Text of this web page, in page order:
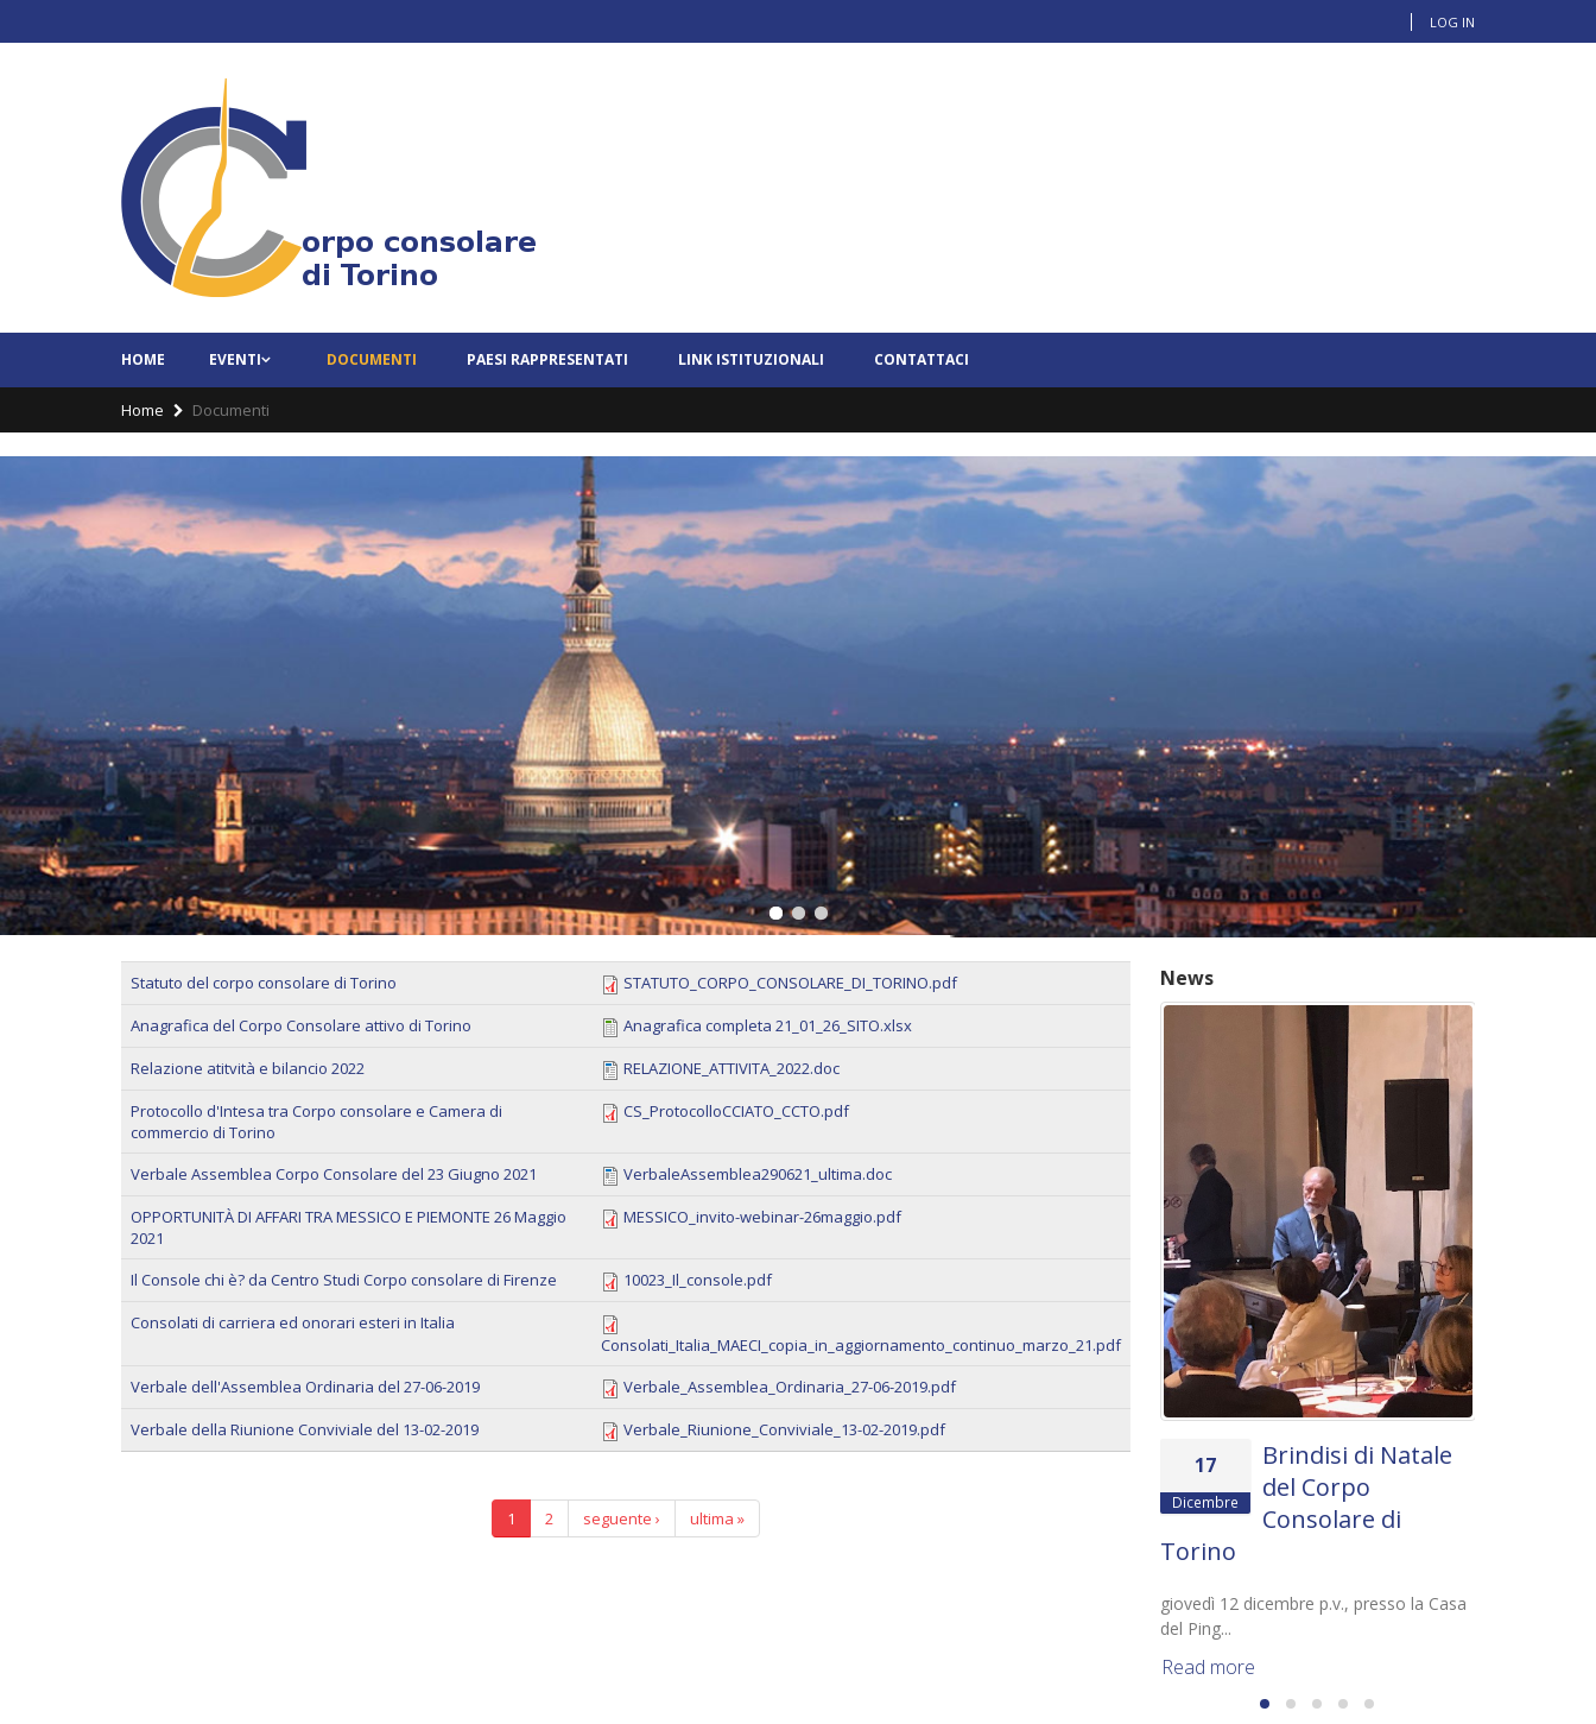
LOG IN
HOME EVENTI DOCUMENTI PAESI RAPPRESENTATI LINK ISTITUZIONALI CONTATTACI
Home Documenti
Statuto del corpo consolare di Torino
STATUTO_CORPO_CONSOLARE_DI_TORINO.pdf
Anagrafica del Corpo Consolare attivo di Torino
Anagrafica completa 21_01_26_SITO.xlsx
Relazione atitvità e bilancio 2022
RELAZIONE_ATTIVITA_2022.doc
Protocollo d'Intesa tra Corpo consolare e Camera di
commercio di Torino
CS_ProtocolloCCIATO_CCTO.pdf
Verbale Assemblea Corpo Consolare del 23 Giugno 2021
VerbaleAssemblea290621_ultima.doc
OPPORTUNITÀ DI AFFARI TRA MESSICO E PIEMONTE 26 Maggio
2021
MESSICO_invito-webinar-26maggio.pdf
Il Console chi è? da Centro Studi Corpo consolare di Firenze
10023_Il_console.pdf
Consolati di carriera ed onorari esteri in Italia
Consolati_Italia_MAECI_copia_in_aggiornamento_continuo_marzo_21.pdf
Verbale dell'Assemblea Ordinaria del 27-06-2019
Verbale_Assemblea_Ordinaria_27-06-2019.pdf
Verbale della Riunione Conviviale del 13-02-2019
Verbale_Riunione_Conviviale_13-02-2019.pdf
1 2 seguente › ultima »
News
17
Dicembre
Brindisi di Natale
del Corpo
Consolare di
Torino
giovedì 12 dicembre p.v., presso la Casa
del Ping...
Read more